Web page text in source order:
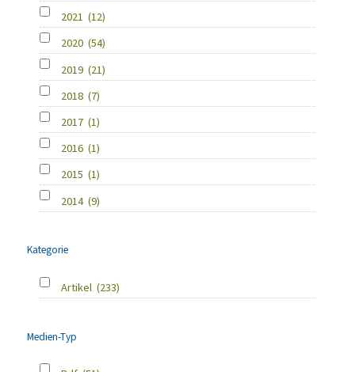
2021 (12)
2020 (54)
2019 (21)
2018 (7)
2017 (1)
2016 (1)
2015 (1)
2014 (9)
Kategorie
Artikel (233)
Medien-Typ